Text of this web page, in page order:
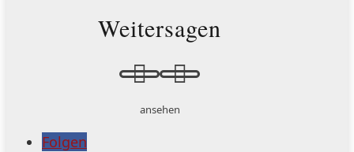
Weitersagen
 
ansehen
Folgen